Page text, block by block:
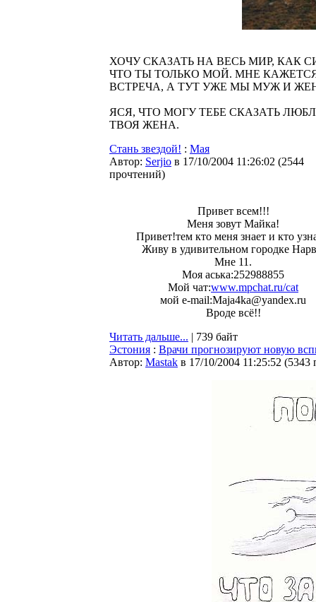
ХОЧУ СКАЗАТЬ НА ВЕСЬ МИР, КАК
ЧТО ТЫ ТОЛЬКО МОЙ. МНЕ
ВСТРЕЧА, А ТУТ УЖЕ МЫ МУЖ И
ЯСЯ, ЧТО МОГУ ТЕБЕ СКАЗАТЬ
ТВОЯ ЖЕНА.
Стань звездой! : Мая
Автор: Serjio в 17/10/2004 11:26:02 (2544
прочтений)
Привет всем!!!
Меня зовут Майка!
Привет!тем кто меня знает и кто
Живу в удивительном городке
Мне 11.
Моя аська:252988855
Мой чат:www.mpchat.ru/cat
мой e-mail:Maja4ka@yandex.ru
Вроде всё!!
Читать дальше... | 739 байт
Эстония : Врачи прогнозируют новую
Автор: Мastak в 17/10/2004 11:25:52 (5343